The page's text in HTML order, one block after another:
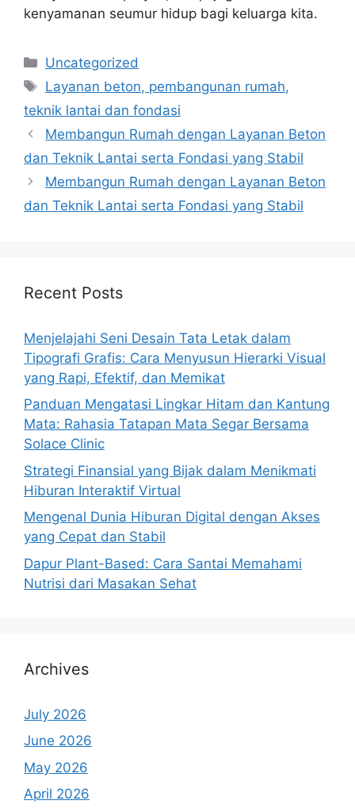
kenyamanan seumur hidup bagi keluarga kita.
Categories
Uncategorized
Tags
Layanan beton, pembangunan rumah,
teknik lantai dan fondasi
Membangun Rumah dengan Layanan Beton
dan Teknik Lantai serta Fondasi yang Stabil
Membangun Rumah dengan Layanan Beton
dan Teknik Lantai serta Fondasi yang Stabil
Recent Posts
Menjelajahi Seni Desain Tata Letak dalam
Tipografi Grafis: Cara Menyusun Hierarki Visual
yang Rapi, Efektif, dan Memikat
Panduan Mengatasi Lingkar Hitam dan Kantung
Mata: Rahasia Tatapan Mata Segar Bersama
Solace Clinic
Strategi Finansial yang Bijak dalam Menikmati
Hiburan Interaktif Virtual
Mengenal Dunia Hiburan Digital dengan Akses
yang Cepat dan Stabil
Dapur Plant-Based: Cara Santai Memahami
Nutrisi dari Masakan Sehat
Archives
July 2026
June 2026
May 2026
April 2026